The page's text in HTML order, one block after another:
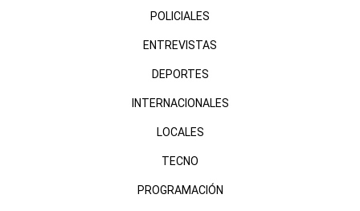
POLICIALES
ENTREVISTAS
DEPORTES
INTERNACIONALES
LOCALES
TECNO
PROGRAMACIÓN